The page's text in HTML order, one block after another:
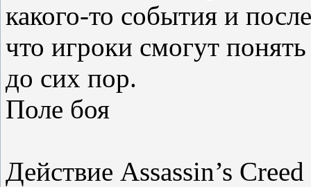
какого-то события и
что игроки смогут
до сих пор.
Поле боя
Действие Assassin’s